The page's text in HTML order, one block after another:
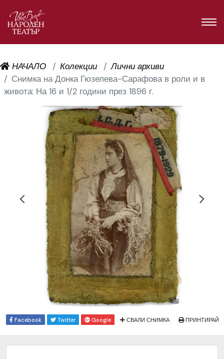
НАЧАЛО Колекции
Лични архиви
Снимка на Донка Гюзелева-Сарафова в роли и в
живота: На 16 и 1/2 години през 1896 г.
Facebook Twitter Google СВАЛИ СНИМКА ПРИНТИРАЙ